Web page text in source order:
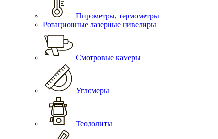
Пирометры, термометры
Ротационные лазерные нивелиры
Смотровые камеры
Угломеры
Теодолиты